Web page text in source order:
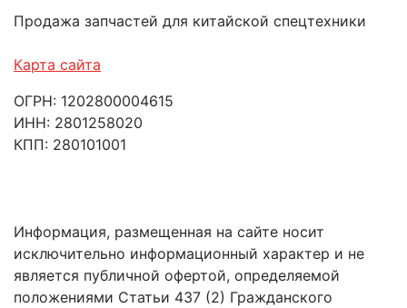
Продажа запчастей для китайской спецтехники
Карта сайта
ОГРН: 1202800004615
ИНН: 2801258020
КПП: 280101001
Информация, размещенная на сайте носит
исключительно информационный характер и не
является публичной офертой, определяемой
положениями Статьи 437 (2) Гражданского